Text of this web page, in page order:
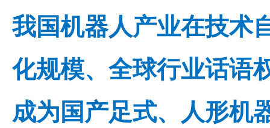
我国机器人产业在技术
化规模、全球行业话语
成为国产足式、人形机